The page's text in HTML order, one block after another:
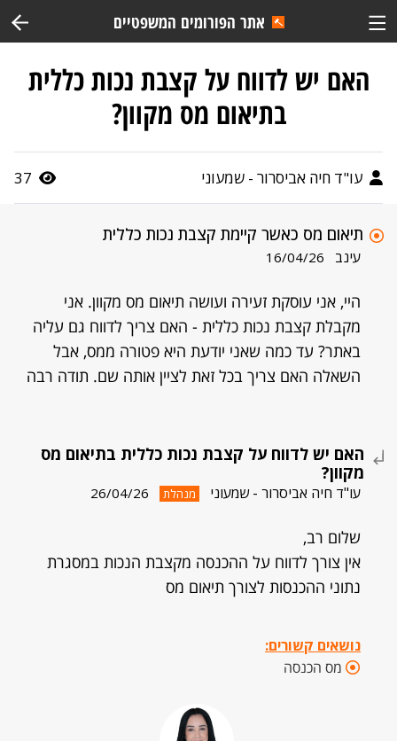
אתר הפורומים המשפטיים
האם יש לדווח על קצבת נכות כללית
בתיאום מס מקוון?
עו"ד חיה אביסרור - שמעוני 37
תיאום מס כאשר קיימת קצבת נכות כללית
עינב 16/04/26
היי, אני עוסקת זעירה ועושה תיאום מס מקוון. אני
מקבלת קצבת נכות כללית - האם צריך לדווח גם עליה
באתר? עד כמה שאני יודעת היא פטורה ממס, אבל
השאלה האם צריך בכל זאת לציין אותה שם. תודה רבה
האם יש לדווח על קצבת נכות כללית בתיאום מס
מקוון?
עו"ד חיה אביסרור - שמעוני מנהלת 26/04/26
שלום רב,
אין צורך לדווח על ההכנסה מקצבת הנכות במסגרת
נתוני ההכנסות לצורך תיאום מס
נושאים קשורים:
מס הכנסה